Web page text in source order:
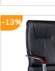
of
-13%